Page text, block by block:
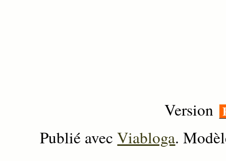
Version
Publié avecViabloga.